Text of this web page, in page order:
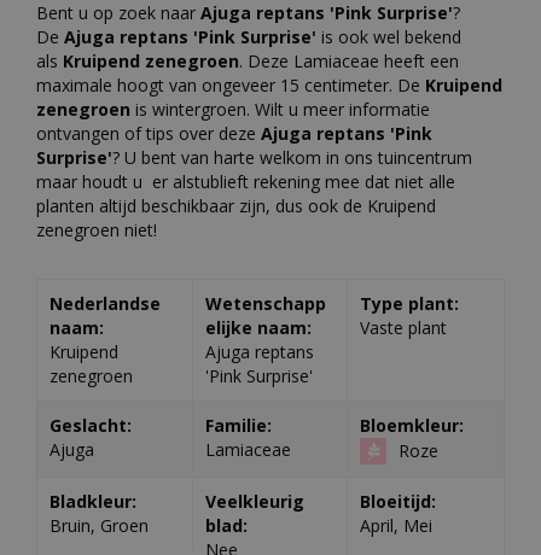
Bent u op zoek naar Ajuga reptans 'Pink Surprise'?
De Ajuga reptans 'Pink Surprise' is ook wel bekend
als Kruipend zenegroen. Deze Lamiaceae heeft een
maximale hoogt van ongeveer 15 centimeter. De Kruipend
zenegroen is wintergroen. Wilt u meer informatie
ontvangen of tips over deze Ajuga reptans 'Pink
Surprise'? U bent van harte welkom in ons tuincentrum
maar houdt u er alstublieft rekening mee dat niet alle
planten altijd beschikbaar zijn, dus ook de Kruipend
zenegroen niet!
Nederlandse
naam:
Kruipend
zenegroen
Wetenschapp
elijke naam:
Ajuga reptans
'Pink Surprise'
Type plant:
Vaste plant
Geslacht:
Ajuga
Familie:
Lamiaceae
Bloemkleur:
Roze
Bladkleur:
Bruin, Groen
Veelkleurig
blad:
Nee
Bloeitijd:
April, Mei